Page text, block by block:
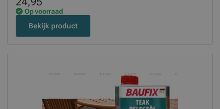
Op voorraad
Bekijk product